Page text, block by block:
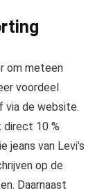
om meteen
voordeel
via de website.
direct 10 %
jeans van Levi's
op de
Daarnaast